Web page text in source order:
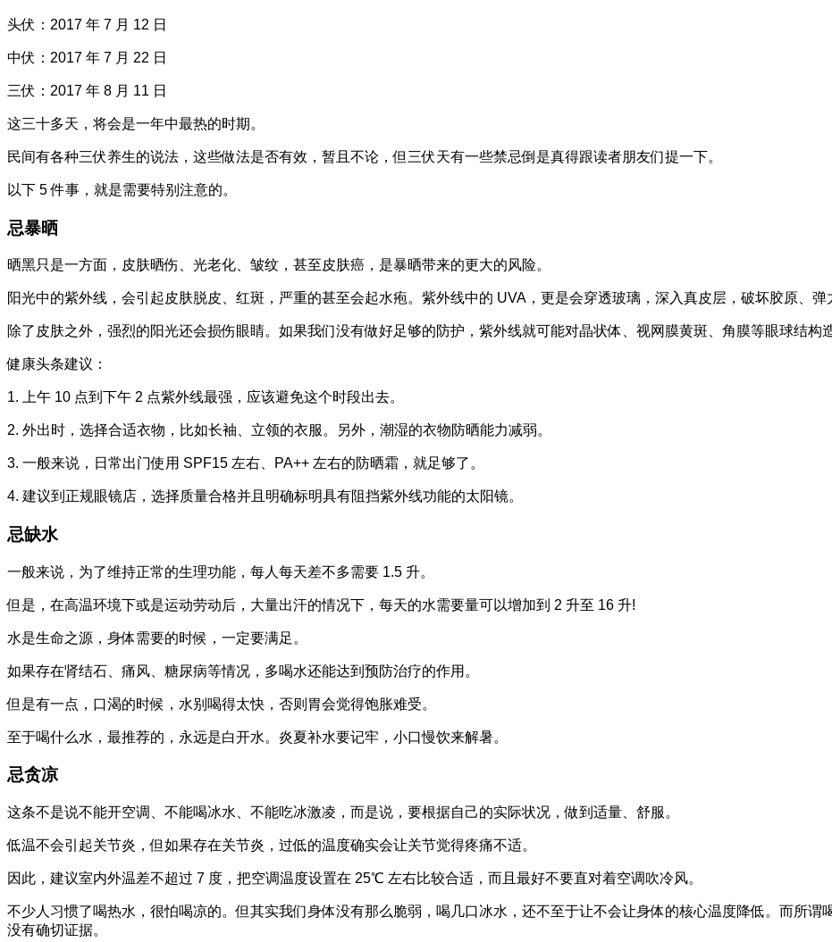
头伏：2017 年 7 月 12 日
中伏：2017 年 7 月 22 日
三伏：2017 年 8 月 11 日
这三十多天，将会是一年中最热的时期。
民间有各种三伏养生的说法，这些做法是否有效，暂且不论，但三伏天有一些禁忌倒是真得跟读者朋友们提一下。
以下 5 件事，就是需要特别注意的。
忌暴晒
晒黑只是一方面，皮肤晒伤、光老化、皱纹，甚至皮肤癌，是暴晒带来的更大的风险。
阳光中的紫外线，会引起皮肤脱皮、红斑，严重的甚至会起水疱。紫外线中的 UVA，更是会穿透玻璃，深入真皮层，破坏胶原、弹
除了皮肤之外，强烈的阳光还会损伤眼睛。如果我们没有做好足够的防护，紫外线就可能对晶状体、视网膜黄斑、角膜等眼球结构
健康头条建议：
1. 上午 10 点到下午 2 点紫外线最强，应该避免这个时段出去。
2. 外出时，选择合适衣物，比如长袖、立领的衣服。另外，潮湿的衣物防晒能力减弱。
3. 一般来说，日常出门使用 SPF15 左右、PA++ 左右的防晒霜，就足够了。
4. 建议到正规眼镜店，选择质量合格并且明确标明具有阻挡紫外线功能的太阳镜。
忌缺水
一般来说，为了维持正常的生理功能，每人每天差不多需要 1.5 升。
但是，在高温环境下或是运动劳动后，大量出汗的情况下，每天的水需要量可以增加到 2 升至 16 升!
水是生命之源，身体需要的时候，一定要满足。
如果存在肾结石、痛风、糖尿病等情况，多喝水还能达到预防治疗的作用。
但是有一点，口渴的时候，水别喝得太快，否则胃会觉得饱胀难受。
至于喝什么水，最推荐的，永远是白开水。炎夏补水要记牢，小口慢饮来解暑。
忌贪凉
这条不是说不能开空调、不能喝冰水、不能吃冰激凌，而是说，要根据自己的实际状况，做到适量、舒服。
低温不会引起关节炎，但如果存在关节炎，过低的温度确实会让关节觉得疼痛不适。
因此，建议室内外温差不超过 7 度，把空调温度设置在 25℃ 左右比较合适，而且最好不要直对着空调吹冷风。
不少人习惯了喝热水，很怕喝凉的。但其实我们身体没有那么脆弱，喝几口冰水，还不至于让不会让身体的核心温度降低。而所
没有确切证据。